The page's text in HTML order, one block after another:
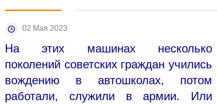
02 Мая 2023
На этих машинах несколько
поколений советских граждан учились
вождению в автошколах, потом
работали, служили в армии. Или